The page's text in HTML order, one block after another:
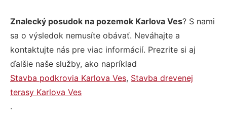
Znalecký posudok na pozemok Karlova Ves? S nami
sa o výsledok nemusíte obávať. Neváhajte a
kontaktujte nás pre viac informácií. Prezrite si aj
ďalšie naše služby, ako napríklad
Stavba podkrovia Karlova Ves, Stavba drevenej
terasy Karlova Ves
.